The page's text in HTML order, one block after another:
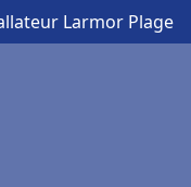
Larmor Plage